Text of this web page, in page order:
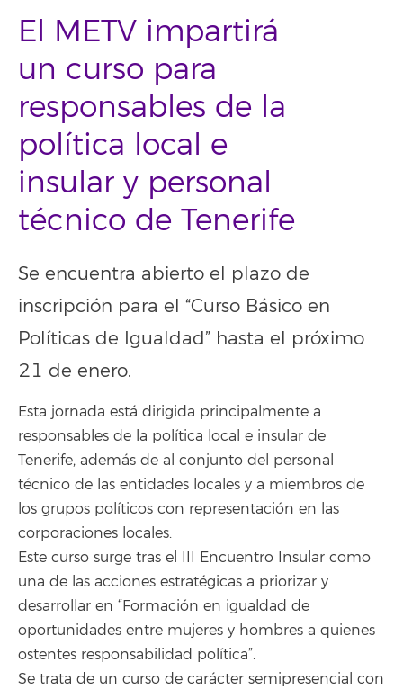
El METV impartirá
un curso para
responsables de la
política local e
insular y personal
técnico de Tenerife
Se encuentra abierto el plazo de
inscripción para el “Curso Básico en
Políticas de Igualdad” hasta el próximo
21 de enero.
Esta jornada está dirigida principalmente a
responsables de la política local e insular de
Tenerife, además de al conjunto del personal
técnico de las entidades locales y a miembros de
los grupos políticos con representación en las
corporaciones locales.
Este curso surge tras el III Encuentro Insular como
una de las acciones estratégicas a priorizar y
desarrollar en “Formación en igualdad de
oportunidades entre mujeres y hombres a quienes
ostentes responsabilidad política”.
Se trata de un curso de carácter semipresencial con